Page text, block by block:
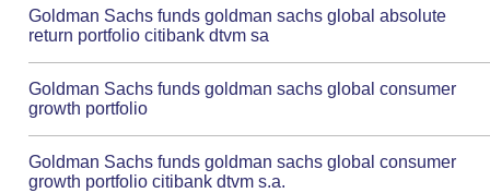
Goldman Sachs funds goldman sachs global absolute
return portfolio citibank dtvm sa
Goldman Sachs funds goldman sachs global consumer
growth portfolio
Goldman Sachs funds goldman sachs global consumer
growth portfolio citibank dtvm s.a.